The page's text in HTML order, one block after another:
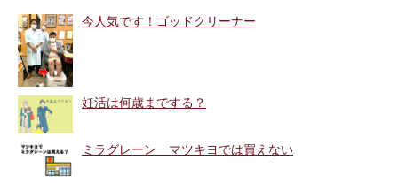
今人気です！ゴッドクリーナー
妊活は何歳までする？
ミラグレーン マツキヨでは買えない